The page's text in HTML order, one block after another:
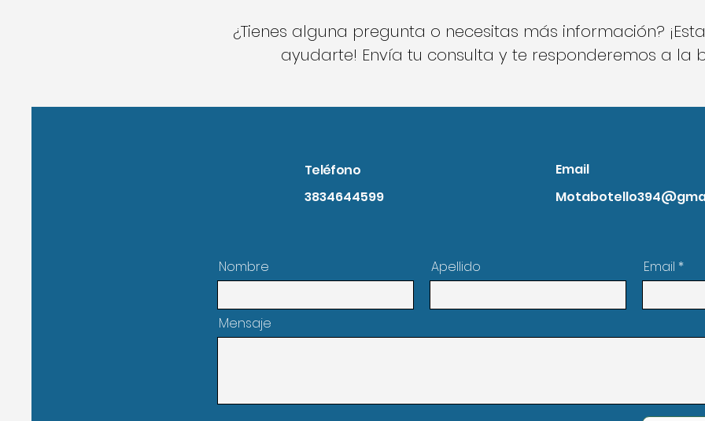
¿Tienes alguna pregunta o necesitas más información?
ayudarte! Envía tu consulta y te responderemos a la
Teléfono
3834644599
Email
Nombre Apellido Email
Mensaje